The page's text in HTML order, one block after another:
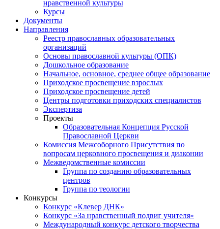
нравственной культуры
Курсы
Документы
Направления
Реестр православных образовательных
организаций
Основы православной культуры (ОПК)
Дошкольное образование
Начальное, основное, среднее общее образование
Приходское просвещение взрослых
Приходское просвещение детей
Центры подготовки приходских специалистов
Экспертиза
Проекты
Образовательная Концепция Русской
Православной Церкви
Комиссия Межсоборного Присутствия по
вопросам церковного просвещения и диаконии
Межведомственные комиссии
Группа по созданию образовательных
центров
Группа по теологии
Конкурсы
Конкурс «Клевер ДНК»
Конкурс «За нравственный подвиг учителя»
Международный конкурс детского творчества